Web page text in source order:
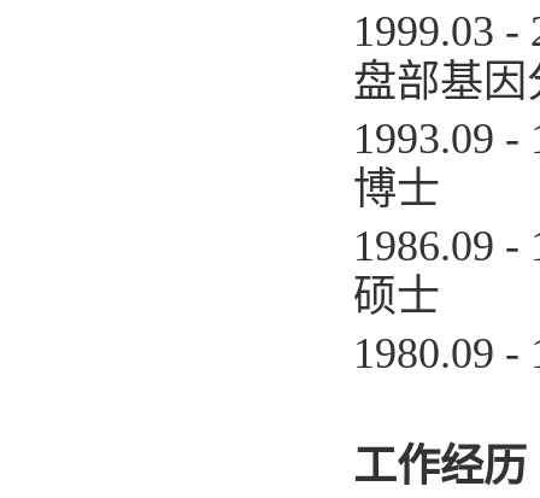
1999.03
盘部基因
1993.09
博士
1986.09
硕士
1980.09
工作经历